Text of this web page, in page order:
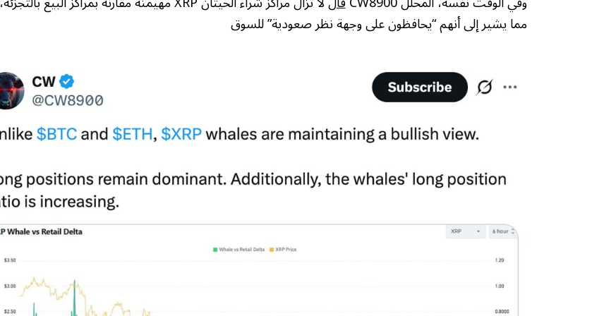
مما يشير إلى أنهم “يحافظون على وجهة نظر صعودية” للسوق